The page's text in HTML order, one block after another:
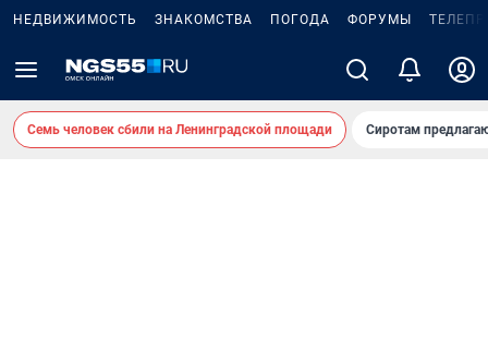
НЕДВИЖИМОСТЬ ЗНАКОМСТВА ПОГОДА ФОРУМЫ
Семь человек сбили на Ленинградской площади Сиротам